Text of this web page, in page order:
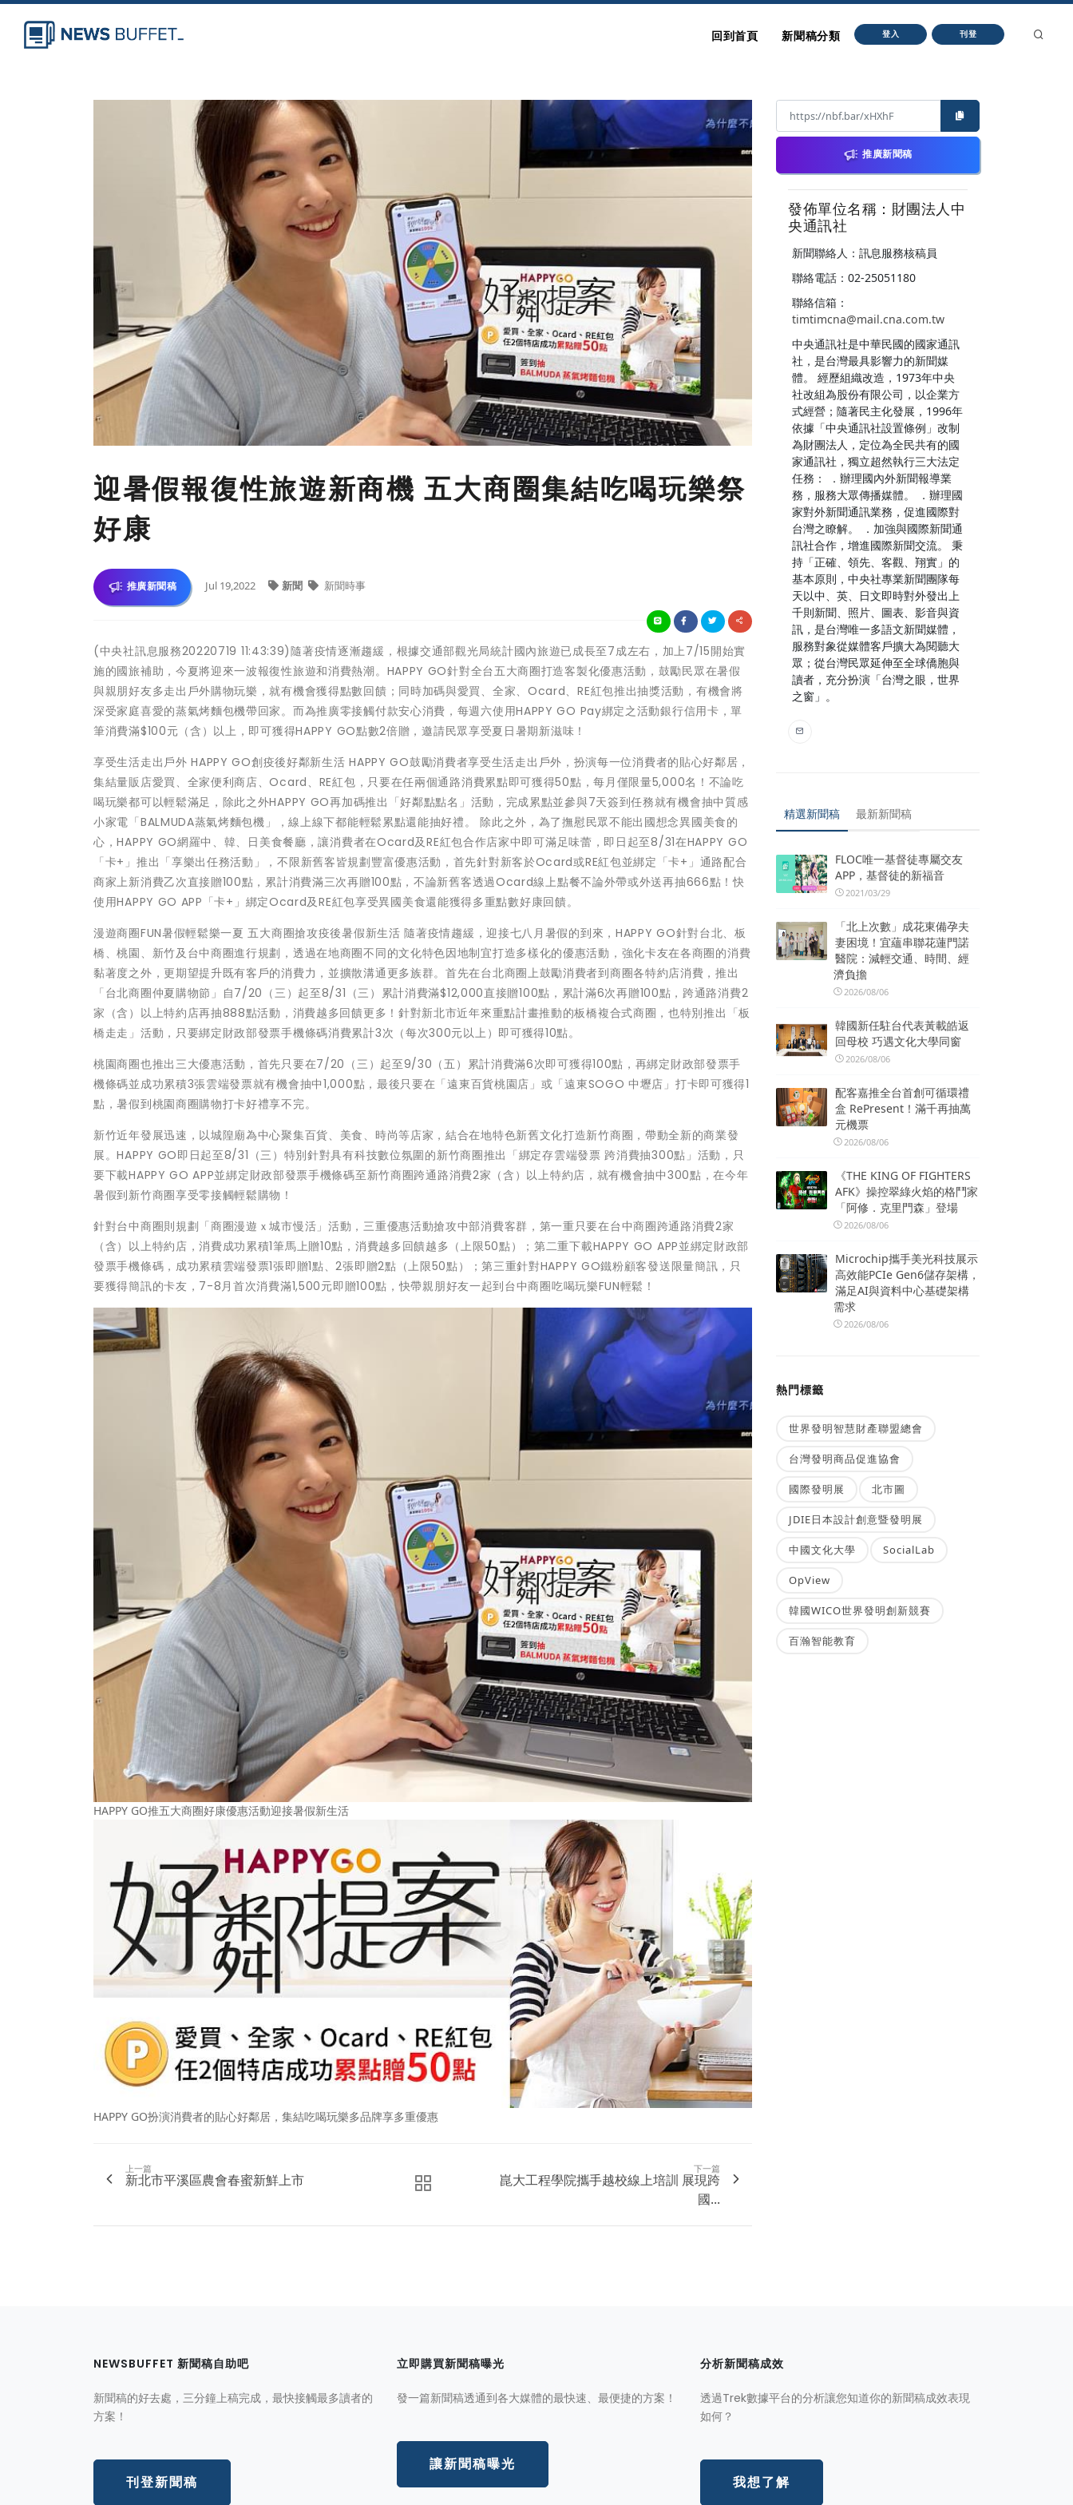
回到首頁 新聞稿分類 登入 刊登
迎暑假報復性旅遊新商機 五大商圈集結吃喝玩樂祭
好康
推廣新聞稿 Jul 19,2022 新聞 新聞時事
(中央社訊息服務20220719 11:43:39)隨著疫情逐漸趨緩，根據交通部觀光局統計國內旅遊已成長至7成左右，加上7/15開始實
施的國旅補助，今夏將迎來一波報復性旅遊和消費熱潮。HAPPY GO針對全台五大商圈打造客製化優惠活動，鼓勵民眾在暑假
與親朋好友多走出戶外購物玩樂，就有機會獲得點數回饋；同時加碼與愛買、全家、Ocard、RE紅包推出抽獎活動，有機會將
深受家庭喜愛的蒸氣烤麵包機帶回家。而為推廣零接觸付款安心消費，每週六使用HAPPY GO Pay綁定之活動銀行信用卡，單
筆消費滿$100元（含）以上，即可獲得HAPPY GO點數2倍贈，邀請民眾享受夏日暑期新滋味！
享受生活走出戶外 HAPPY GO創疫後好鄰新生活 HAPPY GO鼓勵消費者享受生活走出戶外，扮演每一位消費者的貼心好鄰居，
集結量販店愛買、全家便利商店、Ocard、RE紅包，只要在任兩個通路消費累點即可獲得50點，每月僅限量5,000名！不論吃
喝玩樂都可以輕鬆滿足，除此之外HAPPY GO再加碼推出「好鄰點點名」活動，完成累點並參與7天簽到任務就有機會抽中質感
小家電「BALMUDA蒸氣烤麵包機」，線上線下都能輕鬆累點還能抽好禮。 除此之外，為了撫慰民眾不能出國想念異國美食的
心，HAPPY GO網羅中、韓、日美食餐廳，讓消費者在Ocard及RE紅包合作店家中即可滿足味蕾，即日起至8/31在HAPPY GO
「卡+」推出「享樂出任務活動」，不限新舊客皆規劃豐富優惠活動，首先針對新客於Ocard或RE紅包並綁定「卡+」通路配合
商家上新消費乙次直接贈100點，累計消費滿三次再贈100點，不論新舊客透過Ocard線上點餐不論外帶或外送再抽666點！快
使用HAPPY GO APP「卡+」綁定Ocard及RE紅包享受異國美食還能獲得多重點數好康回饋。
漫遊商圈FUN暑假輕鬆樂一夏 五大商圈搶攻疫後暑假新生活 隨著疫情趨緩，迎接七八月暑假的到來，HAPPY GO針對台北、板
橋、桃園、新竹及台中商圈進行規劃，透過在地商圈不同的文化特色因地制宜打造多樣化的優惠活動，強化卡友在各商圈的消費
黏著度之外，更期望提升既有客戶的消費力，並擴散溝通更多族群。首先在台北商圈上鼓勵消費者到商圈各特約店消費，推出
「台北商圈仲夏購物節」自7/20（三）起至8/31（三）累計消費滿$12,000直接贈100點，累計滿6次再贈100點，跨通路消費2
家（含）以上特約店再抽888點活動，消費越多回饋更多！針對新北市近年來重點計畫推動的板橋複合式商圈，也特別推出「板
橋走走」活動，只要綁定財政部發票手機條碼消費累計3次（每次300元以上）即可獲得10點。
桃園商圈也推出三大優惠活動，首先只要在7/20（三）起至9/30（五）累計消費滿6次即可獲得100點，再綁定財政部發票手
機條碼並成功累積3張雲端發票就有機會抽中1,000點，最後只要在「遠東百貨桃園店」或「遠東SOGO 中壢店」打卡即可獲得1
點，暑假到桃園商圈購物打卡好禮享不完。
新竹近年發展迅速，以城隍廟為中心聚集百貨、美食、時尚等店家，結合在地特色新舊文化打造新竹商圈，帶動全新的商業發
展。HAPPY GO即日起至8/31（三）特別針對具有科技數位氛圍的新竹商圈推出「綁定存雲端發票 跨消費抽300點」活動，只
要下載HAPPY GO APP並綁定財政部發票手機條碼至新竹商圈跨通路消費2家（含）以上特約店，就有機會抽中300點，在今年
暑假到新竹商圈享受零接觸輕鬆購物！
針對台中商圈則規劃「商圈漫遊ｘ城市慢活」活動，三重優惠活動搶攻中部消費客群，第一重只要在台中商圈跨通路消費2家
（含）以上特約店，消費成功累積1筆馬上贈10點，消費越多回饋越多（上限50點）；第二重下載HAPPY GO APP並綁定財政部
發票手機條碼，成功累積雲端發票1張即贈1點、2張即贈2點（上限50點）；第三重針對HAPPY GO鐵粉顧客發送限量簡訊，只
要獲得簡訊的卡友，7-8月首次消費滿1,500元即贈100點，快帶親朋好友一起到台中商圈吃喝玩樂FUN輕鬆！
HAPPY GO推五大商圈好康優惠活動迎接暑假新生活
HAPPY GO扮演消費者的貼心好鄰居，集結吃喝玩樂多品牌享多重優惠
上一篇
新北市平溪區農會春蜜新鮮上市
下一篇
崑大工程學院攜手越校線上培訓 展現跨
國...
推廣新聞稿
發佈單位名稱：財團法人中
央通訊社
新聞聯絡人：訊息服務核稿員
聯絡電話：02-25051180
聯絡信箱：
timtimcna@mail.cna.com.tw
中央通訊社是中華民國的國家通訊
社，是台灣最具影響力的新聞媒
體。 經歷組織改造，1973年中央
社改組為股份有限公司，以企業方
式經營；隨著民主化發展，1996年
依據「中央通訊社設置條例」改制
為財團法人，定位為全民共有的國
家通訊社，獨立超然執行三大法定
任務： ．辦理國內外新聞報導業
務，服務大眾傳播媒體。 ．辦理國
家對外新聞通訊業務，促進國際對
台灣之瞭解。 ．加強與國際新聞通
訊社合作，增進國際新聞交流。 秉
持「正確、領先、客觀、翔實」的
基本原則，中央社專業新聞團隊每
天以中、英、日文即時對外發出上
千則新聞、照片、圖表、影音與資
訊，是台灣唯一多語文新聞媒體，
服務對象從媒體客戶擴大為閱聽大
眾；從台灣民眾延伸至全球僑胞與
讀者，充分扮演「台灣之眼，世界
之窗」。
精選新聞稿 最新新聞稿
FLOC唯一基督徒專屬交友
APP，基督徒的新福音
2021/03/29
「北上次數」成花東備孕夫
妻困境！宜蘊串聯花蓮門諾
醫院：減輕交通、時間、經
濟負擔
2026/08/06
韓國新任駐台代表黃載皓返
回母校 巧遇文化大學同窗
2026/08/06
配客嘉推全台首創可循環禮
盒 RePresent！滿千再抽萬
元機票
2026/08/06
《THE KING OF FIGHTERS
AFK》操控翠綠火焰的格鬥家
「阿修．克里門森」登場
2026/08/06
Microchip攜手美光科技展示
高效能PCIe Gen6儲存架構，
滿足AI與資料中心基礎架構
需求
2026/08/06
熱門標籤
世界發明智慧財產聯盟總會
台灣發明商品促進協會
國際發明展 北市圖
JDIE日本設計創意暨發明展
中國文化大學 SocialLab
OpView
韓國WICO世界發明創新競賽
百瀚智能教育
NEWSBUFFET 新聞稿自助吧
新聞稿的好去處，三分鐘上稿完成，最快接觸最多讀者的
方案！
刊登新聞稿
立即購買新聞稿曝光
發一篇新聞稿透通到各大媒體的最快速、最便捷的方案！
讓新聞稿曝光
分析新聞稿成效
透過Trek數據平台的分析讓您知道你的新聞稿成效表現
如何？
我想了解